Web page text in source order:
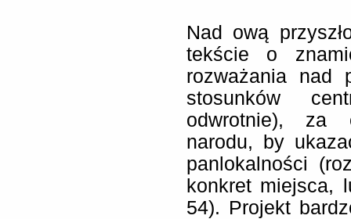
Nad ową
tekście o
rozważania nad
stosunków
odwrotnie), za
narodu, by
panlokalności
konkret miejsca,
54). Projekt